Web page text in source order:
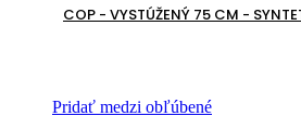
COP - VYSTÚŽENÝ 75 CM -
Pridať medzi obľúbené